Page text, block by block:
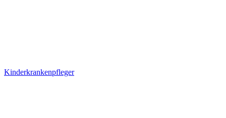
Kinderkrankenpfleger